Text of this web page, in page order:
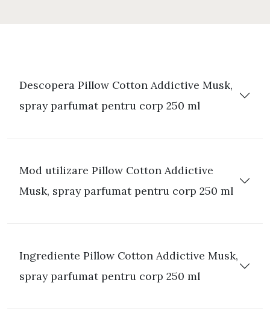
Descopera Pillow Cotton Addictive Musk,
spray parfumat pentru corp 250 ml
Mod utilizare Pillow Cotton Addictive
Musk, spray parfumat pentru corp 250 ml
Ingrediente Pillow Cotton Addictive Musk,
spray parfumat pentru corp 250 ml